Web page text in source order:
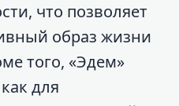
что позволяет
образ жизни
того, «Эдем»
для